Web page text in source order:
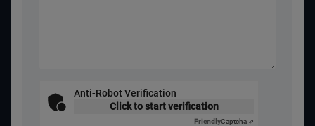
Anti-Robot Verification
Click to start verification
FriendlyCaptcha ⇗